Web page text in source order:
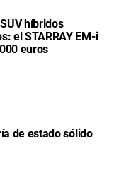
híbridos
el STARRAY EM-i
euros
de estado sólido